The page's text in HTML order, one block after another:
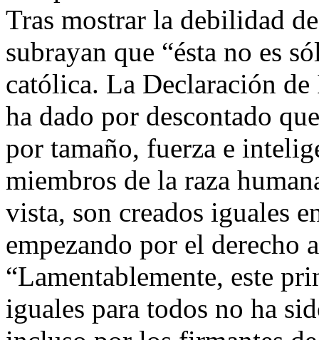
Tras mostrar la debilidad
subrayan que “ésta no es
católica. La Declaración
ha dado por descontado
por tamaño, fuerza e
miembros de la raza
vista, son creados iguales
empezando por el derecho
“Lamentablemente, este
iguales para todos no ha